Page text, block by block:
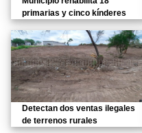
primarias y cinco kínderes
Detectan dos ventas ilegales
de terrenos rurales